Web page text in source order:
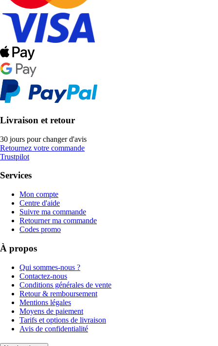
Livraison et retour
30 jours pour changer d'avis
Retournez votre commande
Trustpilot
Services
Mon compte
Centre d'aide
Suivre ma commande
Retourner ma commande
Codes promo
À propos
Qui sommes-nous ?
Contactez-nous
Conditions générales de vente
Retour & remboursement
Mentions légales
Moyens de paiement
Tarifs et options de livraison
Avis de confidentialité